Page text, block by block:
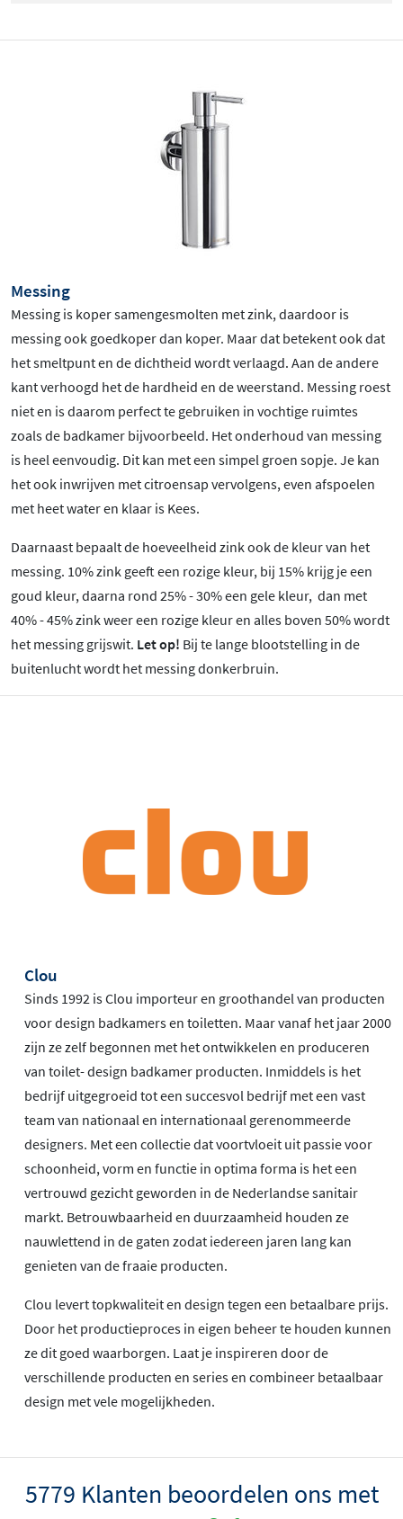
Messing
Messing is koper samengesmolten met zink, daardoor is
messing ook goedkoper dan koper. Maar dat betekent ook dat
het smeltpunt en de dichtheid wordt verlaagd. Aan de andere
kant verhoogd het de hardheid en de weerstand. Messing roest
niet en is daarom perfect te gebruiken in vochtige ruimtes
zoals de badkamer bijvoorbeeld. Het onderhoud van messing
is heel eenvoudig. Dit kan met een simpel groen sopje. Je kan
het ook inwrijven met citroensap vervolgens, even afspoelen
met heet water en klaar is Kees.
Daarnaast bepaalt de hoeveelheid zink ook de kleur van het
messing. 10% zink geeft een rozige kleur, bij 15% krijg je een
goud kleur, daarna rond 25% - 30% een gele kleur, dan met
40% - 45% zink weer een rozige kleur en alles boven 50% wordt
het messing grijswit. Let op! Bij te lange blootstelling in de
buitenlucht wordt het messing donkerbruin.
Clou
Sinds 1992 is Clou importeur en groothandel van producten
voor design badkamers en toiletten. Maar vanaf het jaar 2000
zijn ze zelf begonnen met het ontwikkelen en produceren
van toilet- design badkamer producten. Inmiddels is het
bedrijf uitgegroeid tot een succesvol bedrijf met een vast
team van nationaal en internationaal gerenommeerde
designers. Met een collectie dat voortvloeit uit passie voor
schoonheid, vorm en functie in optima forma is het een
vertrouwd gezicht geworden in de Nederlandse sanitair
markt. Betrouwbaarheid en duurzaamheid houden ze
nauwlettend in de gaten zodat iedereen jaren lang kan
genieten van de fraaie producten.
Clou levert topkwaliteit en design tegen een betaalbare prijs.
Door het productieproces in eigen beheer te houden kunnen
ze dit goed waarborgen. Laat je inspireren door de
verschillende producten en series en combineer betaalbaar
design met vele mogelijkheden.
5779 Klanten beoordelen ons met